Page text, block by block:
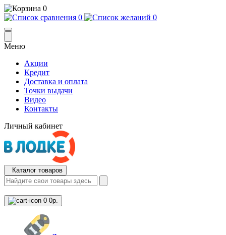
0
0
0
Меню
Акции
Кредит
Доставка и оплата
Точки выдачи
Видео
Контакты
Личный кабинет
Каталог товаров
0 0р.